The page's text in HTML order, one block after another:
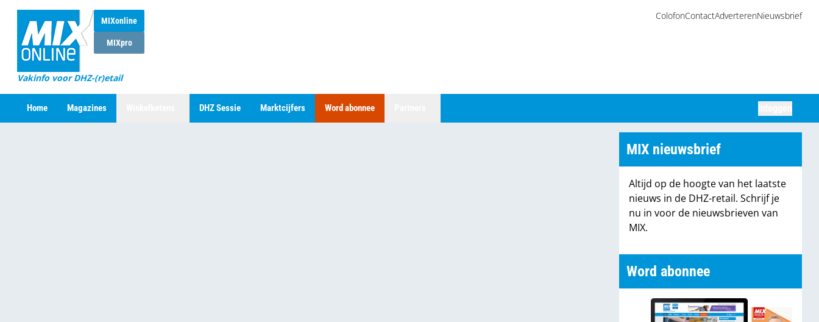
MIXonline
MIXpro
Vakinfo voor DHZ-(r)etail
ColofonContactAdverterenNieuwsbrief
Home Magazines DHZ Sessie Marktcijfers Word abonnee
MIX nieuwsbrief
Altijd op de hoogte van het laatste
nieuws in de DHZ-retail. Schrijf je
nu in voor de nieuwsbrieven van
MIX.
Word abonnee